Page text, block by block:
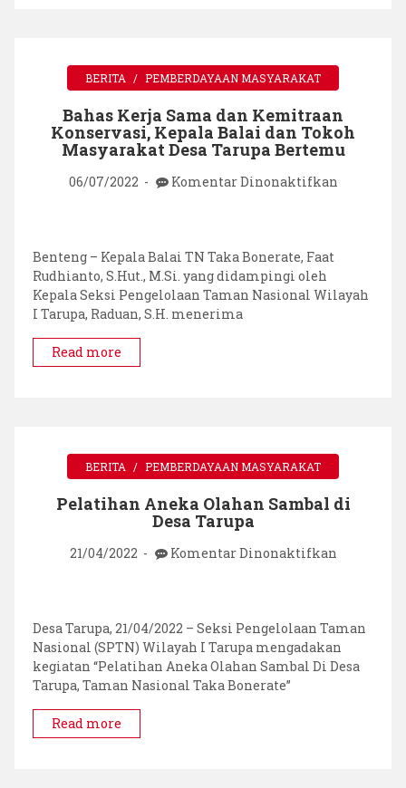
BERITA PEMBERDAYAAN MASYARAKAT
Bahas Kerja Sama dan Kemitraan
Konservasi, Kepala Balai dan Tokoh
Masyarakat Desa Tarupa Bertemu
06/07/2022 Komentar Dinonaktifkan
Kepala
Benteng – Kepala Balai TN Taka Bonerate, Faat
Rudhianto, S.Hut., M.Si. yang didampingi oleh
Kepala Seksi Pengelolaan Taman Nasional Wilayah
I Tarupa, Raduan, S.H. menerima
Read more
BERITA PEMBERDAYAAN MASYARAKAT
Pelatihan Aneka Olahan Sambal di
Desa Tarupa
21/04/2022 Komentar Dinonaktifkan
Sambal
di
Desa
Desa Tarupa, 21/04/2022 – Seksi Pengelolaan Taman
Nasional (SPTN) Wilayah I Tarupa mengadakan
kegiatan “Pelatihan Aneka Olahan Sambal Di Desa
Tarupa, Taman Nasional Taka Bonerate”
Read more